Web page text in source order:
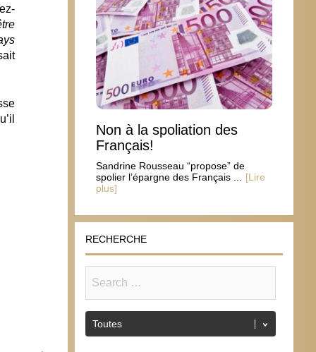
Non à la spoliation des
Français!
Sandrine Rousseau “propose” de
spolier l’épargne des Français ...
[Lire
plus]
RECHERCHE